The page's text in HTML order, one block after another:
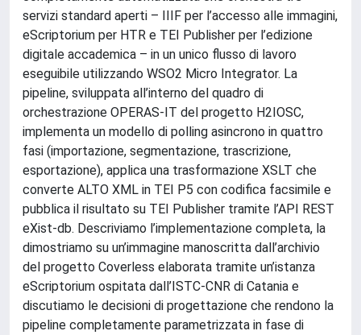
servizi standard aperti – IIIF per l’accesso alle immagini,
eScriptorium per HTR e TEI Publisher per l’edizione
digitale accademica – in un unico flusso di lavoro
eseguibile utilizzando WSO2 Micro Integrator. La
pipeline, sviluppata all’interno del quadro di
orchestrazione OPERAS-IT del progetto H2IOSC,
implementa un modello di polling asincrono in quattro
fasi (importazione, segmentazione, trascrizione,
esportazione), applica una trasformazione XSLT che
converte ALTO XML in TEI P5 con codifica facsimile e
pubblica il risultato su TEI Publisher tramite l’API REST
eXist-db. Descriviamo l’implementazione completa, la
dimostriamo su un’immagine manoscritta dall’archivio
del progetto Coverless elaborata tramite un’istanza
eScriptorium ospitata dall’ISTC-CNR di Catania e
discutiamo le decisioni di progettazione che rendono la
pipeline completamente parametrizzata in fase di